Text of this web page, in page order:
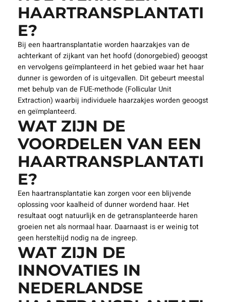
HAARTRANSPLANTATI
E?
Bij een haartransplantatie worden haarzakjes van de
achterkant of zijkant van het hoofd (donorgebied) geoogst
en vervolgens geïmplanteerd in het gebied waar het haar
dunner is geworden of is uitgevallen. Dit gebeurt meestal
met behulp van de FUE-methode (Follicular Unit
Extraction) waarbij individuele haarzakjes worden geoogst
en geïmplanteerd.
WAT ZIJN DE
VOORDELEN VAN EEN
HAARTRANSPLANTATI
E?
Een haartransplantatie kan zorgen voor een blijvende
oplossing voor kaalheid of dunner wordend haar. Het
resultaat oogt natuurlijk en de getransplanteerde haren
groeien net als normaal haar. Daarnaast is er weinig tot
geen hersteltijd nodig na de ingreep.
WAT ZIJN DE
INNOVATIES IN
NEDERLANDSE